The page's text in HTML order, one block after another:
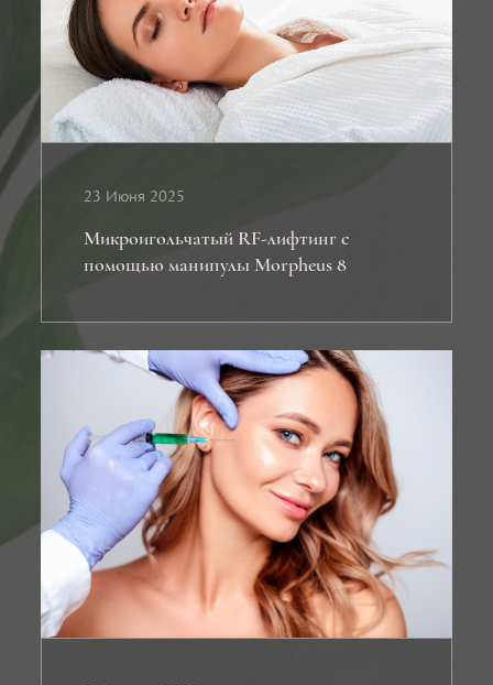
23 Июня 2025
Микроигольчатый RF-лифтинг с
помощью манипулы Morpheus 8